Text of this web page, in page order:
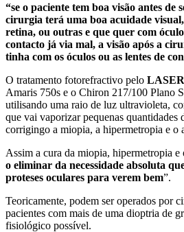
“se o paciente tem boa visão antes de
cirurgia terá uma boa acuidade visual,
retina, ou outras e que quer com
contacto já via mal, a visão após a
tinha com os óculos ou as lentes de
O tratamento fotorefractivo pelo
Amaris 750s e o Chiron 217/100 Plano
utilisando uma raio de luz ultravioleta,
que vai vaporizar pequenas quantidades
corrigingo a miopia, a hipermetropia
Assim a cura da miopia, hipermetropia e
o eliminar da necessidade absoluta
proteses oculares para verem bem”.
Teoricamente, podem ser operados por
pacientes com mais de uma dioptria de
fisiológico possível.